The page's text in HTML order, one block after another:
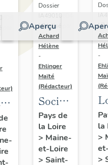
Aperçu
Dossier
IA49010604
| Réalisé par
Achard
Hélène
-
Ehlinger
Maïté
(Rédacteur)
Société
BTP
Chupin-
Vigneron,
94 rue
Pays de
la Loire
> Maine-
et-Loire
> Saint-
|
-
la
>
>